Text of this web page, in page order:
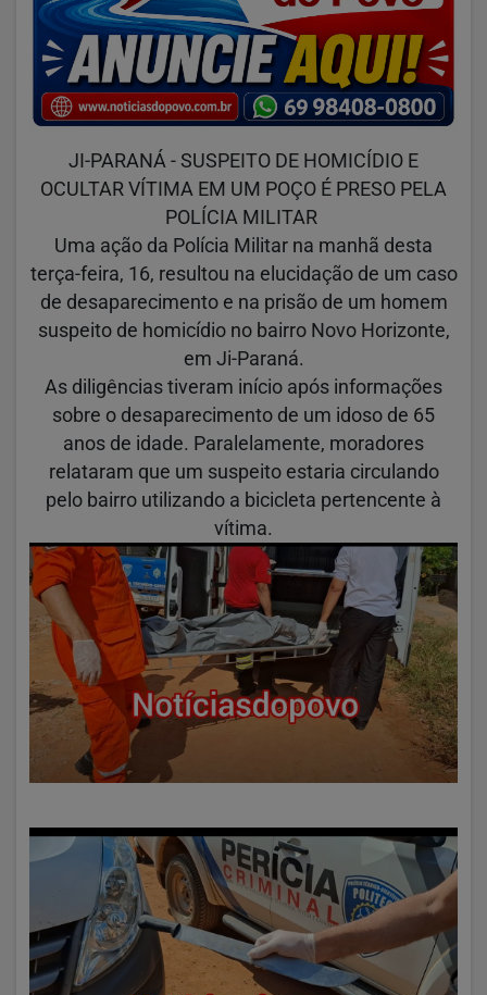
JI-PARANÁ - SUSPEITO DE HOMICÍDIO E
OCULTAR VÍTIMA EM UM POÇO É PRESO PELA
POLÍCIA MILITAR
Uma ação da Polícia Militar na manhã desta
terça-feira, 16, resultou na elucidação de um caso
de desaparecimento e na prisão de um homem
suspeito de homicídio no bairro Novo Horizonte,
em Ji-Paraná.
As diligências tiveram início após informações
sobre o desaparecimento de um idoso de 65
anos de idade. Paralelamente, moradores
relataram que um suspeito estaria circulando
pelo bairro utilizando a bicicleta pertencente à
vítima.